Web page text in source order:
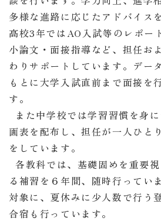
多様な進路に応じたアドバイス
高校3年ではAO入試等のレポー
小論文・面接指導など、担任お
わりサポートしています。デー
もとに大学入試直前まで面接を
す。
また中学校では学習習慣を身
画表を配布し、担任が一人ひと
をしています。
各教科では、基礎固めを重要
る補習を６年間、随時行ってい
対象に、夏休みに少人数で行う
合宿も行っています。